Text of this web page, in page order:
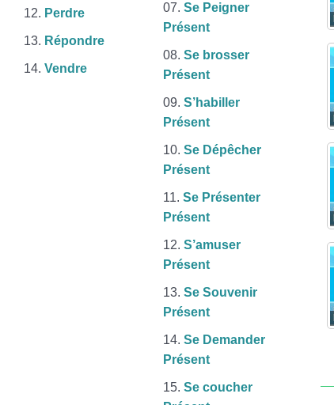
Perdre
Répondre
Vendre
Se Peigner
Présent
Se brosser
Présent
S’habiller
Présent
Se Dépêcher
Présent
Se Présenter
Présent
S’amuser
Présent
Se Souvenir
Présent
Se Demander
Présent
Se coucher